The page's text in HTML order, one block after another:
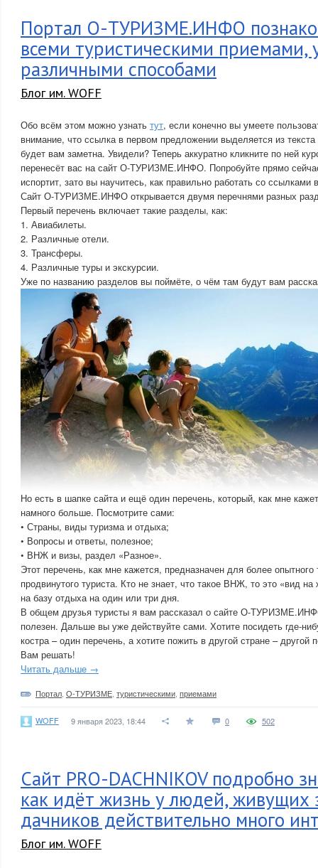
Портал О-ТУРИЗМЕ.ИНФО
всеми туристическими приемами,
различными способами
Блог им. WOFF
Обо всём этом можно узнать тут, если конечно вы умеете
внимание, что ссылка в первом предложении выделяется из
будет вам заметна. Увидели? Теперь аккуратно кликните по ней
перенесёт вас на сайт О-ТУРИЗМЕ.ИНФО. Попробуйте прямо
испортит, зато вы научитесь, как правильно работать со ссылками
Сайт О-ТУРИЗМЕ.ИНФО открывается двумя перечнями разных
Первый перечень включает такие разделы, как:
1. Авиабилеты.
2. Различные отели.
3. Трансферы.
4. Различные туры и экскурсии.
Уже по названию разделов вы поймёте, о чём там будут вам
Но есть в шапке сайта и ещё один перечень, который, как мне
намного больше. Посмотрите сами:
• Страны, виды туризма и отдыха;
• Вопросы и ответы, полезное;
• ВНЖ и визы, раздел «Разное».
Этот перечень, как мне кажется, предназначен для более
продвинутого туриста. Кто не знает, что такое ВНЖ, то это «вид
на базу отдыха на один или три дня.
В общем друзья туристы я вам рассказал о сайте О-
полезен. Дальше вы уже действуйте сами. Хотите посидеть где-
костра – один перечень, а хотите пожить в другой стране – другой
Вам решать!
Читать дальше →
Портал О-ТУРИЗМЕ туристическими приемами
WOFF 9 января 2023, 18:44 0 502
Сайт PRO-DACHNIKOV подробно
как идёт жизнь у людей, живущих
дачников действительно много
Блог им. WOFF